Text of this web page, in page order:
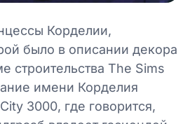
Корделии,
было в описании декора
строительства The Sims
имени Корделия
3000, где говорится,